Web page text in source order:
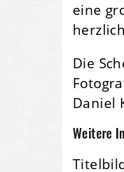
eine
Die
Daniel
Weitere